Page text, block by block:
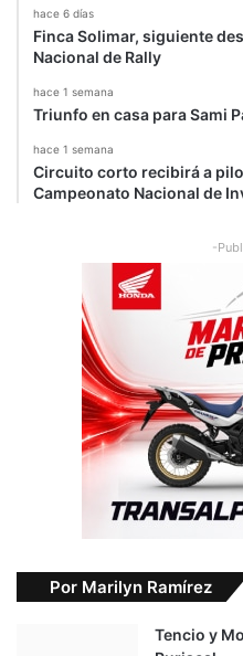
hace 6 días
Finca Solimar, siguiente
Nacional de Rally
hace 1 semana
Triunfo en casa para Sami
hace 1 semana
Circuito corto recibirá a
Campeonato Nacional de
-
Por Marilyn Ramírez
Tencio y